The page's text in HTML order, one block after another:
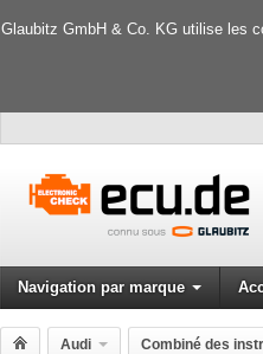
Glaubitz GmbH & Co. KG utilise les
Navigation par marque
Audi Combiné des